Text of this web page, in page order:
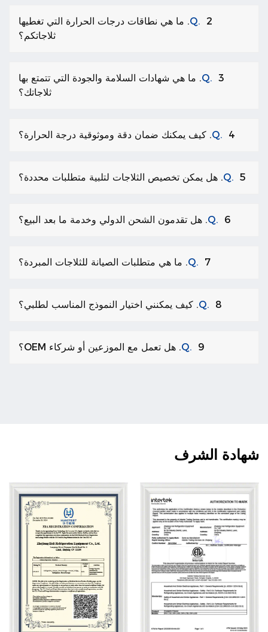
Q.2. ما هي نطاقات درجات الحرارة التي تغطيها
ثلاجاتكم؟
Q.3. ما هي شهادات السلامة والجودة التي تتمتع بها
ثلاجاتك؟
Q. 4. كيف يمكنك ضمان دقة وموثوقية درجة الحرارة؟
Q. 5. هل يمكن تخصيص الثلاجات لتلبية متطلبات محددة؟
Q. 6. هل تقدمون الشحن الدولي وخدمة ما بعد البيع؟
Q. 7. ما هي متطلبات الصيانة للثلاجات المبردة؟
Q. 8. كيف يمكنني اختيار النموذج المناسب لطلبي؟
Q. 9. هل تعمل مع الموزعين أو شركاء OEM؟
شهادة الشرف